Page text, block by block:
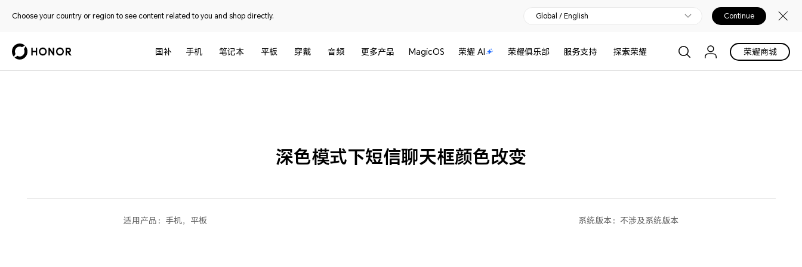
Choose your country or region to see content related to you and shop directly. Global / English Continue
国补 手机 笔记本 平板 穿戴 音频 更多产品 MagicOS 荣耀 AI 荣耀俱乐部 服务支持 探索荣耀 荣耀商城
深色模式下短信聊天框颜色改变
适用产品： 手机，平板 系统版本： 不涉及系统版本